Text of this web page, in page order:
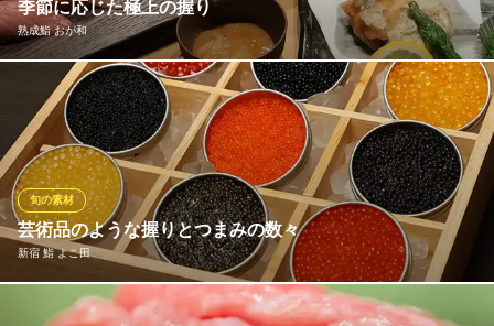
季節に応じた極上の握り
熟成鮨 おが和
厳選ネタの鮨をはじめ、コース料理、ふぐ料理、一品料理、な
ど。 極上のおもてなしをご提供させていただきます。
熟成鮨 おが和
新宿三丁目×鮨屋
都営新宿線新宿三丁目駅C6番出口 徒歩1分
東京都新宿区新宿3-11-11 ダイアン新宿ビルB1
芸術品のような握りとつまみの数々
新宿 鮨 よこ田
旬の素材
選び抜いた旬の食材を仕入れております。食材の味が生きる料理